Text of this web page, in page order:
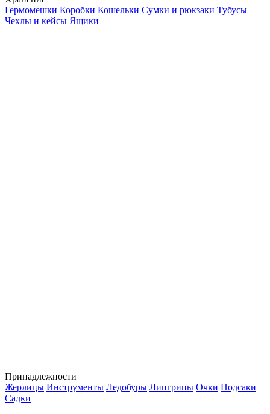
Гермомешки Коробки Кошельки Сумки и рюкзаки Тубусы
Чехлы и кейсы Ящики
Принадлежности
Жерлицы Инструменты Ледобуры Липгрипы Очки Подсаки
Садки